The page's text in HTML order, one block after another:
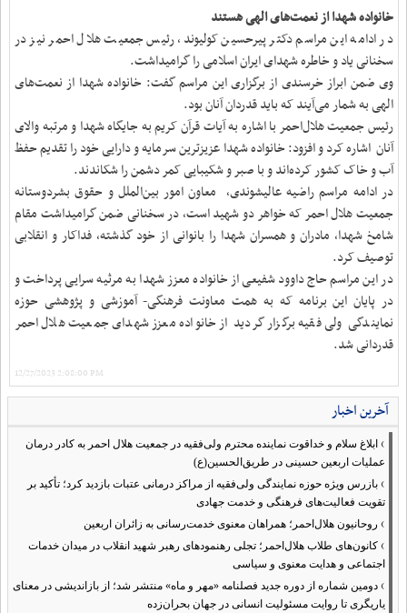
خانواده شهدا از نعمت‌های الهی هستند
در ادامه این مراسم دکتر پیرحسین کولیوند، رئیس جمعیت هلال احمر نیز در
سخنانی یاد و خاطره شهدای ایران اسلامی را گرامیداشت.
وی ضمن ابراز خرسندی از برگزاری این مراسم گفت: خانواده شهدا از نعمت‌های
الهی به شمار می‌آیند که باید قدردان آنان بود.
رئیس جمعیت هلال‌احمر با اشاره به آیات قرآن کریم به جایگاه شهدا و مرتبه والای
آنان اشاره کرد و افزود: خانواده شهدا عزیزترین سرمایه و دارایی خود را تقدیم حفظ
آب و خاک کشور کرده‌اند و با صبر و شکیبایی کمر دشمن را شکاندند.
در ادامه مراسم راضیه عالیشوندی، معاون امور بین‌الملل و حقوق بشردوستانه
جمعیت هلال احمر که خواهر دو شهید است، در سخنانی ضمن گرامیداشت مقام
شامخ شهدا، مادران و همسران شهدا را بانوانی از خود گذشته، فداکار و انقلابی
توصیف کرد.
در این مراسم حاج داوود شفیعی از خانواده معزز شهدا به مرثیه سرایی پرداخت و
در پایان این برنامه که به همت معاونت فرهنگی- آموزشی و پژوهشی حوزه
نمایندگی ولی فقیه برگزار گردید از خانواده معزز شهدای جمعیت هلال احمر
قدردانی شد.
12/27/2023 2:08:00 PM
آخرین اخبار
› ابلاغ سلام و خداقوت نماینده محترم ولی‌فقیه در جمعیت هلال احمر به کادر درمان
عملیات اربعین حسینی در طریق‌الحسین(ع)
› بازرس ویژه حوزه نمایندگی ولی‌فقیه از مراکز درمانی عتبات بازدید کرد؛ تأکید بر
تقویت فعالیت‌های فرهنگی و خدمت جهادی
› روحانیون هلال‌احمر؛ همراهان معنوی خدمت‌رسانی به زائران اربعین
› کانون‌های طلاب هلال‌احمر؛ تجلی رهنمودهای رهبر شهید انقلاب در میدان خدمات
اجتماعی و هدایت معنوی و سیاسی
› دومین شماره از دوره جدید فصلنامه «مهر و ماه» منتشر شد؛ از بازاندیشی در معنای
یاریگری تا روایت مسئولیت انسانی در جهان بحران‌زده